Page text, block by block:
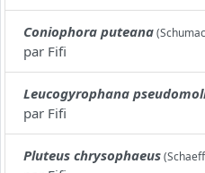
Coniophora puteana
par Fifi
Leucogyrophana
par Fifi
Pluteus chrysophaeus